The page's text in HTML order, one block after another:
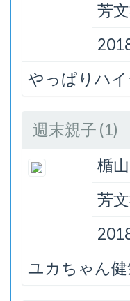
芳
やっぱりハ
週末親子 (1)
楯
芳
ユカちゃん